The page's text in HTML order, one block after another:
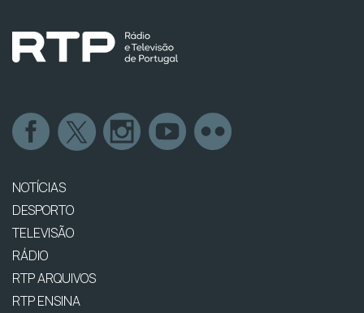
NOTÍCIAS
DESPORTO
TELEVISÃO
RÁDIO
RTP ARQUIVOS
RTP ENSINA